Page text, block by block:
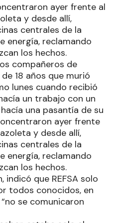
ayer frente al
y desde allí,
centrales de la
energía, reclamando
los hechos.
compañeros de
18 años que murió
lunes cuando recibió
un trabajo con un
una pasantía de su
ayer frente
y desde allí,
centrales de la
energía, reclamando
los hechos.
indicó que REFSA solo
todos conocidos, en
se comunicaron